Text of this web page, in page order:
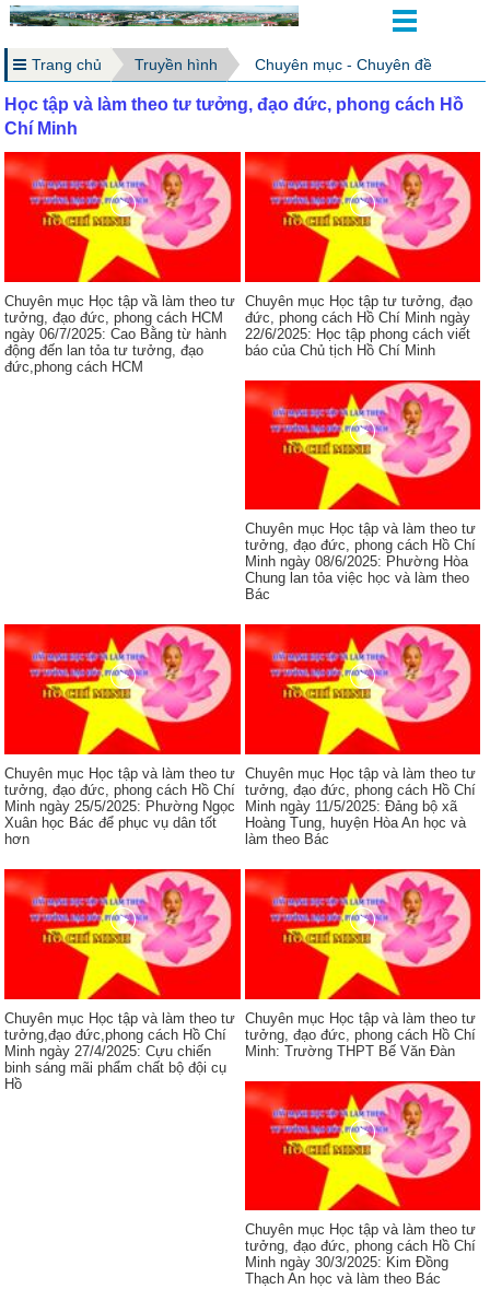
Trang chủ Truyền hình Chuyên mục - Chuyên đề
Học tập và làm theo tư tưởng, đạo đức, phong cách Hồ
Chí Minh
Chuyên mục Học tập vầ làm theo tư
tưởng, đạo đức, phong cách HCM
ngày 06/7/2025: Cao Bằng từ hành
động đến lan tỏa tư tưởng, đạo
đức,phong cách HCM
Chuyên mục Học tập tư tưởng, đạo
đức, phong cách Hồ Chí Minh ngày
22/6/2025: Học tập phong cách viết
báo của Chủ tịch Hồ Chí Minh
Chuyên mục Học tập và làm theo tư
tưởng, đạo đức, phong cách Hồ Chí
Minh ngày 08/6/2025: Phường Hòa
Chung lan tỏa việc học và làm theo
Bác
Chuyên mục Học tập và làm theo tư
tưởng, đạo đức, phong cách Hồ Chí
Minh ngày 25/5/2025: Phường Ngọc
Xuân học Bác để phục vụ dân tốt
hơn
Chuyên mục Học tập và làm theo tư
tưởng, đạo đức, phong cách Hồ Chí
Minh ngày 11/5/2025: Đảng bộ xã
Hoàng Tung, huyện Hòa An học và
làm theo Bác
Chuyên mục Học tập và làm theo tư
tưởng,đạo đức,phong cách Hồ Chí
Minh ngày 27/4/2025: Cựu chiến
binh sáng mãi phẩm chất bộ đội cụ
Hồ
Chuyên mục Học tập và làm theo tư
tưởng, đạo đức, phong cách Hồ Chí
Minh: Trường THPT Bế Văn Đàn
Chuyên mục Học tập và làm theo tư
tưởng, đạo đức, phong cách Hồ Chí
Minh ngày 30/3/2025: Kim Đồng
Thạch An học và làm theo Bác